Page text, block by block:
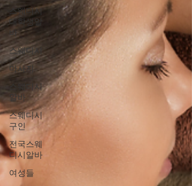
스웨디시
대학생알
바
스웨디시
마사지
스웨디시
알바
스웨디시
구인
전국스웨
디시알바
여성들